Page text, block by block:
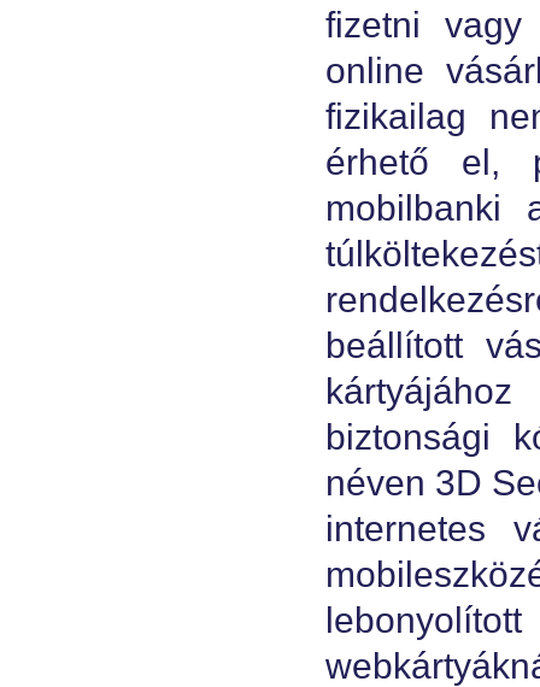
fizetni vagy
online
fizikailag
érhető el,
mobilbanki
beállított
biztonsági
néven 3D
internetes